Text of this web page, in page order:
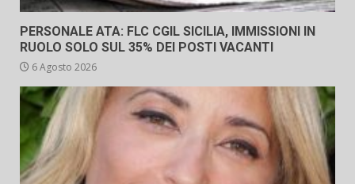
PERSONALE ATA: FLC CGIL SICILIA, IMMISSIONI IN
RUOLO SOLO SUL 35% DEI POSTI VACANTI
6 Agosto 2026